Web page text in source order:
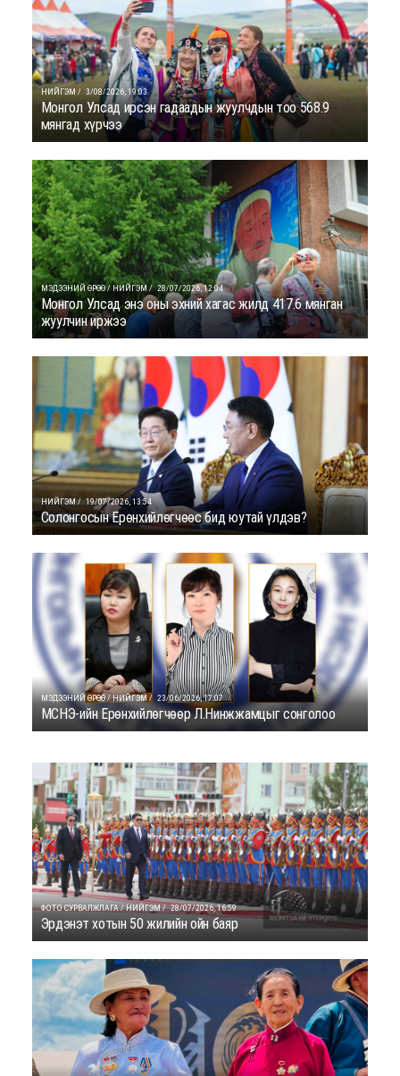
НИЙГЭМ / 3/08/2026, 19:03
Монгол Улсад ирсэн гадаадын жуулчдын тоо 568.9
мянгад хүрчээ
МЭДЭЭНИЙ ӨРӨӨ / НИЙГЭМ / 28/07/2026, 12:04
Монгол Улсад энэ оны эхний хагас жилд 417.6 мянган
жуулчин иржээ
НИЙГЭМ / 19/07/2026, 13:54
Солонгосын Ерөнхийлөгчөөс бид юутай үлдэв?
МЭДЭЭНИЙ ӨРӨӨ / НИЙГЭМ / 23/06/2026, 17:07
МСНЭ-ийн Ерөнхийлөгчөөр Л.Нинжжамцыг сонголоо
ФОТО СУРВАЛЖЛАГА / НИЙГЭМ / 28/07/2026, 16:59
Эрдэнэт хотын 50 жилийн ойн баяр